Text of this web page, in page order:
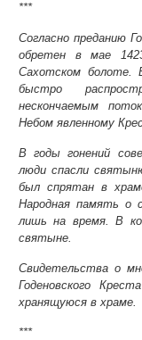
***
Согласно преданию
обретен в мае
Сахотском болоте.
быстро
нескончаемым
Небом явленному
В годы гонений
люди спасли
был спрятан в
Народная память о
лишь на время. В
святыне.
Свидетельства о
Годеновского
хранящуюся в храме.
***